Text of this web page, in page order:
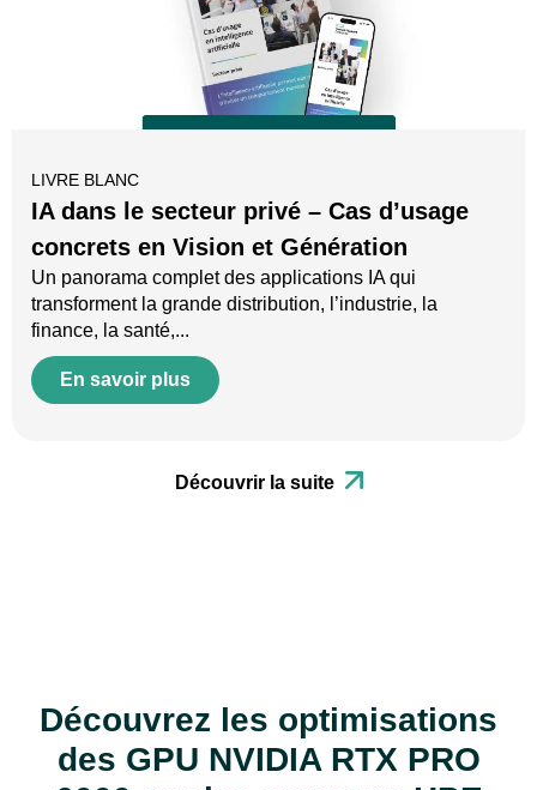
LIVRE BLANC
IA dans le secteur privé – Cas d’usage
concrets en Vision et Génération
Un panorama complet des applications IA qui
transforment la grande distribution, l’industrie, la
finance, la santé,...
En savoir plus
Découvrir la suite
Découvrez les optimisations
des GPU NVIDIA RTX PRO